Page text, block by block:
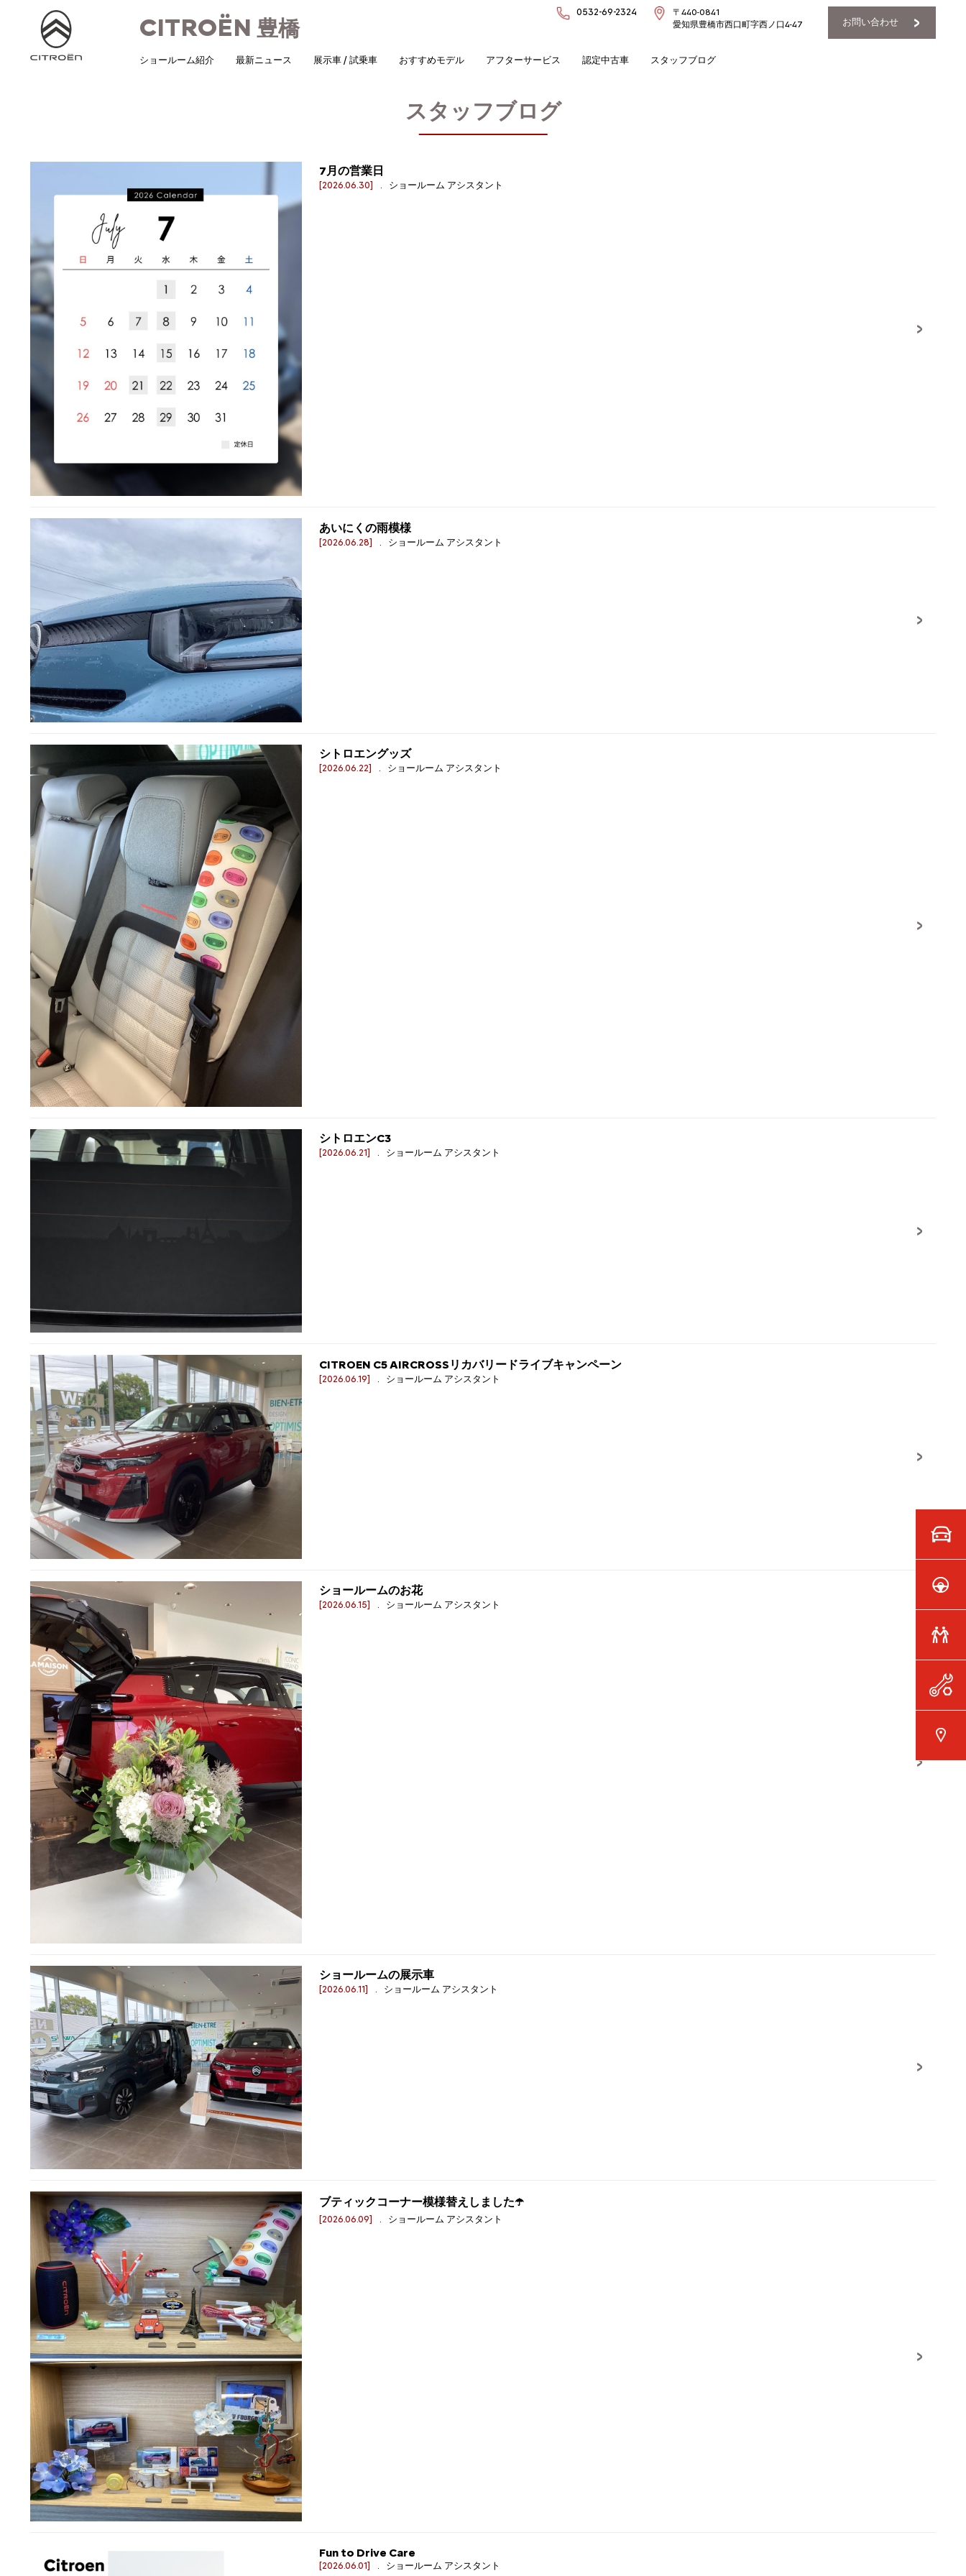
CITROËN 豊橋
0532-69-2324
〒440-0841
愛知県豊橋市西口町字西ノ口4-47
お問い合わせ
ショールーム紹介 最新ニュース 展示車 / 試乗車 おすすめモデル アフターサービス 認定中古車 スタッフブログ
スタッフブログ
7月の営業日
[2026.06.30] . ショールーム アシスタント
あいにくの雨模様
[2026.06.28] . ショールーム アシスタント
シトロエングッズ
[2026.06.22] . ショールーム アシスタント
シトロエンC3
[2026.06.21] . ショールーム アシスタント
CITROEN C5 AIRCROSSリカバリードライブキャンペーン
[2026.06.19] . ショールーム アシスタント
ショールームのお花
[2026.06.15] . ショールーム アシスタント
ショールームの展示車
[2026.06.11] . ショールーム アシスタント
ブティックコーナー模様替えしました☂️
[2026.06.09] . ショールーム アシスタント
Fun to Drive Care
[2026.06.01] . ショールーム アシスタント